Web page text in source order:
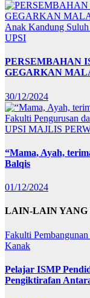
Anak Kandung
UPSI
PERSEMBAHAN
GEGARKAN
30/12/2024
Fakulti Pengurusan
UPSI MAJLIS
“Mama, Ayah,
Balqis
01/12/2024
LAIN-LAIN
Fakulti
Kanak
Pelajar ISMP
Pengiktirafan